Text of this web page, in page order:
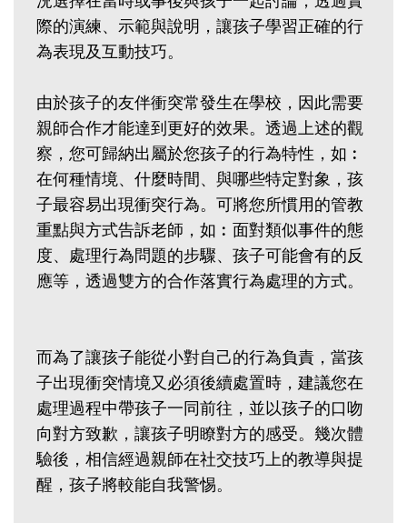
際的演練、示範與說明，讓孩子學習正確的行
為表現及互動技巧。
由於孩子的友伴衝突常發生在學校，因此需要
親師合作才能達到更好的效果。透過上述的觀
察，您可歸納出屬於您孩子的行為特性，如︰
在何種情境、什麼時間、與哪些特定對象，孩
子最容易出現衝突行為。可將您所慣用的管教
重點與方式告訴老師，如︰面對類似事件的態
度、處理行為問題的步驟、孩子可能會有的反
應等，透過雙方的合作落實行為處理的方式。
而為了讓孩子能從小對自己的行為負責，當孩
子出現衝突情境又必須後續處置時，建議您在
處理過程中帶孩子一同前往，並以孩子的口吻
向對方致歉，讓孩子明瞭對方的感受。幾次體
驗後，相信經過親師在社交技巧上的教導與提
醒，孩子將較能自我警惕。